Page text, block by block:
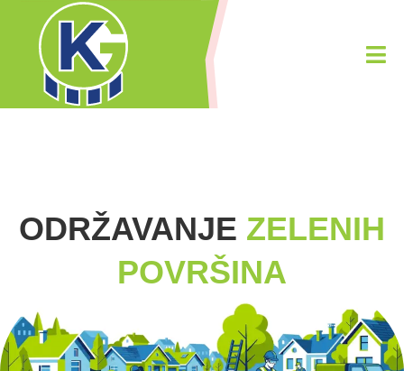
ODRŽAVANJE ZELENIH
POVRŠINA